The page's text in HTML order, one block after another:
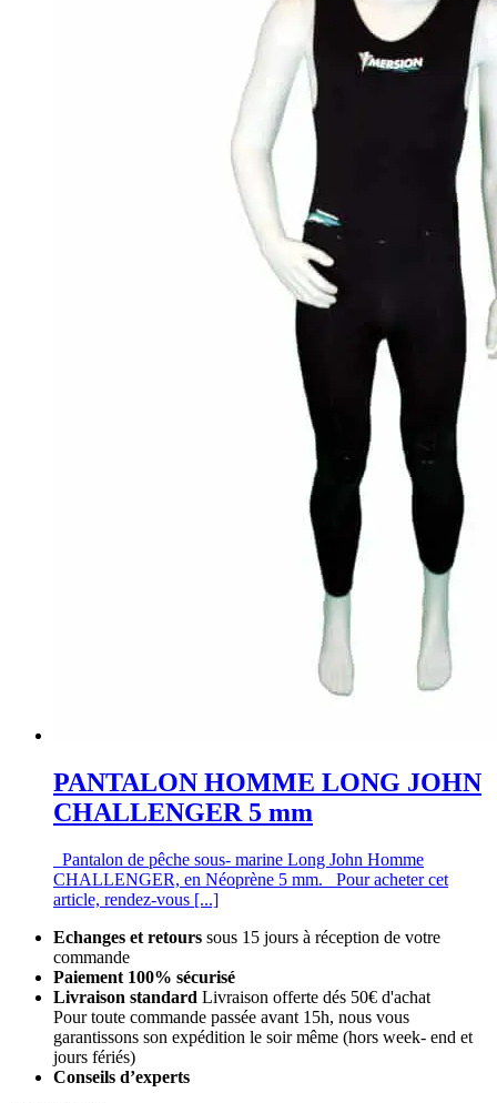
PANTALON HOMME LONG JOHN
CHALLENGER 5 mm
Pantalon de pêche sous- marine Long John Homme
CHALLENGER, en Néoprène 5 mm. Pour acheter cet
article, rendez-vous [...]
Echanges et retours sous 15 jours à réception de votre
commande
Paiement 100% sécurisé
Livraison standard Livraison offerte dés 50€ d'achat
Pour toute commande passée avant 15h, nous vous
garantissons son expédition le soir même (hors week- end et
jours fériés)
Conseils d’experts